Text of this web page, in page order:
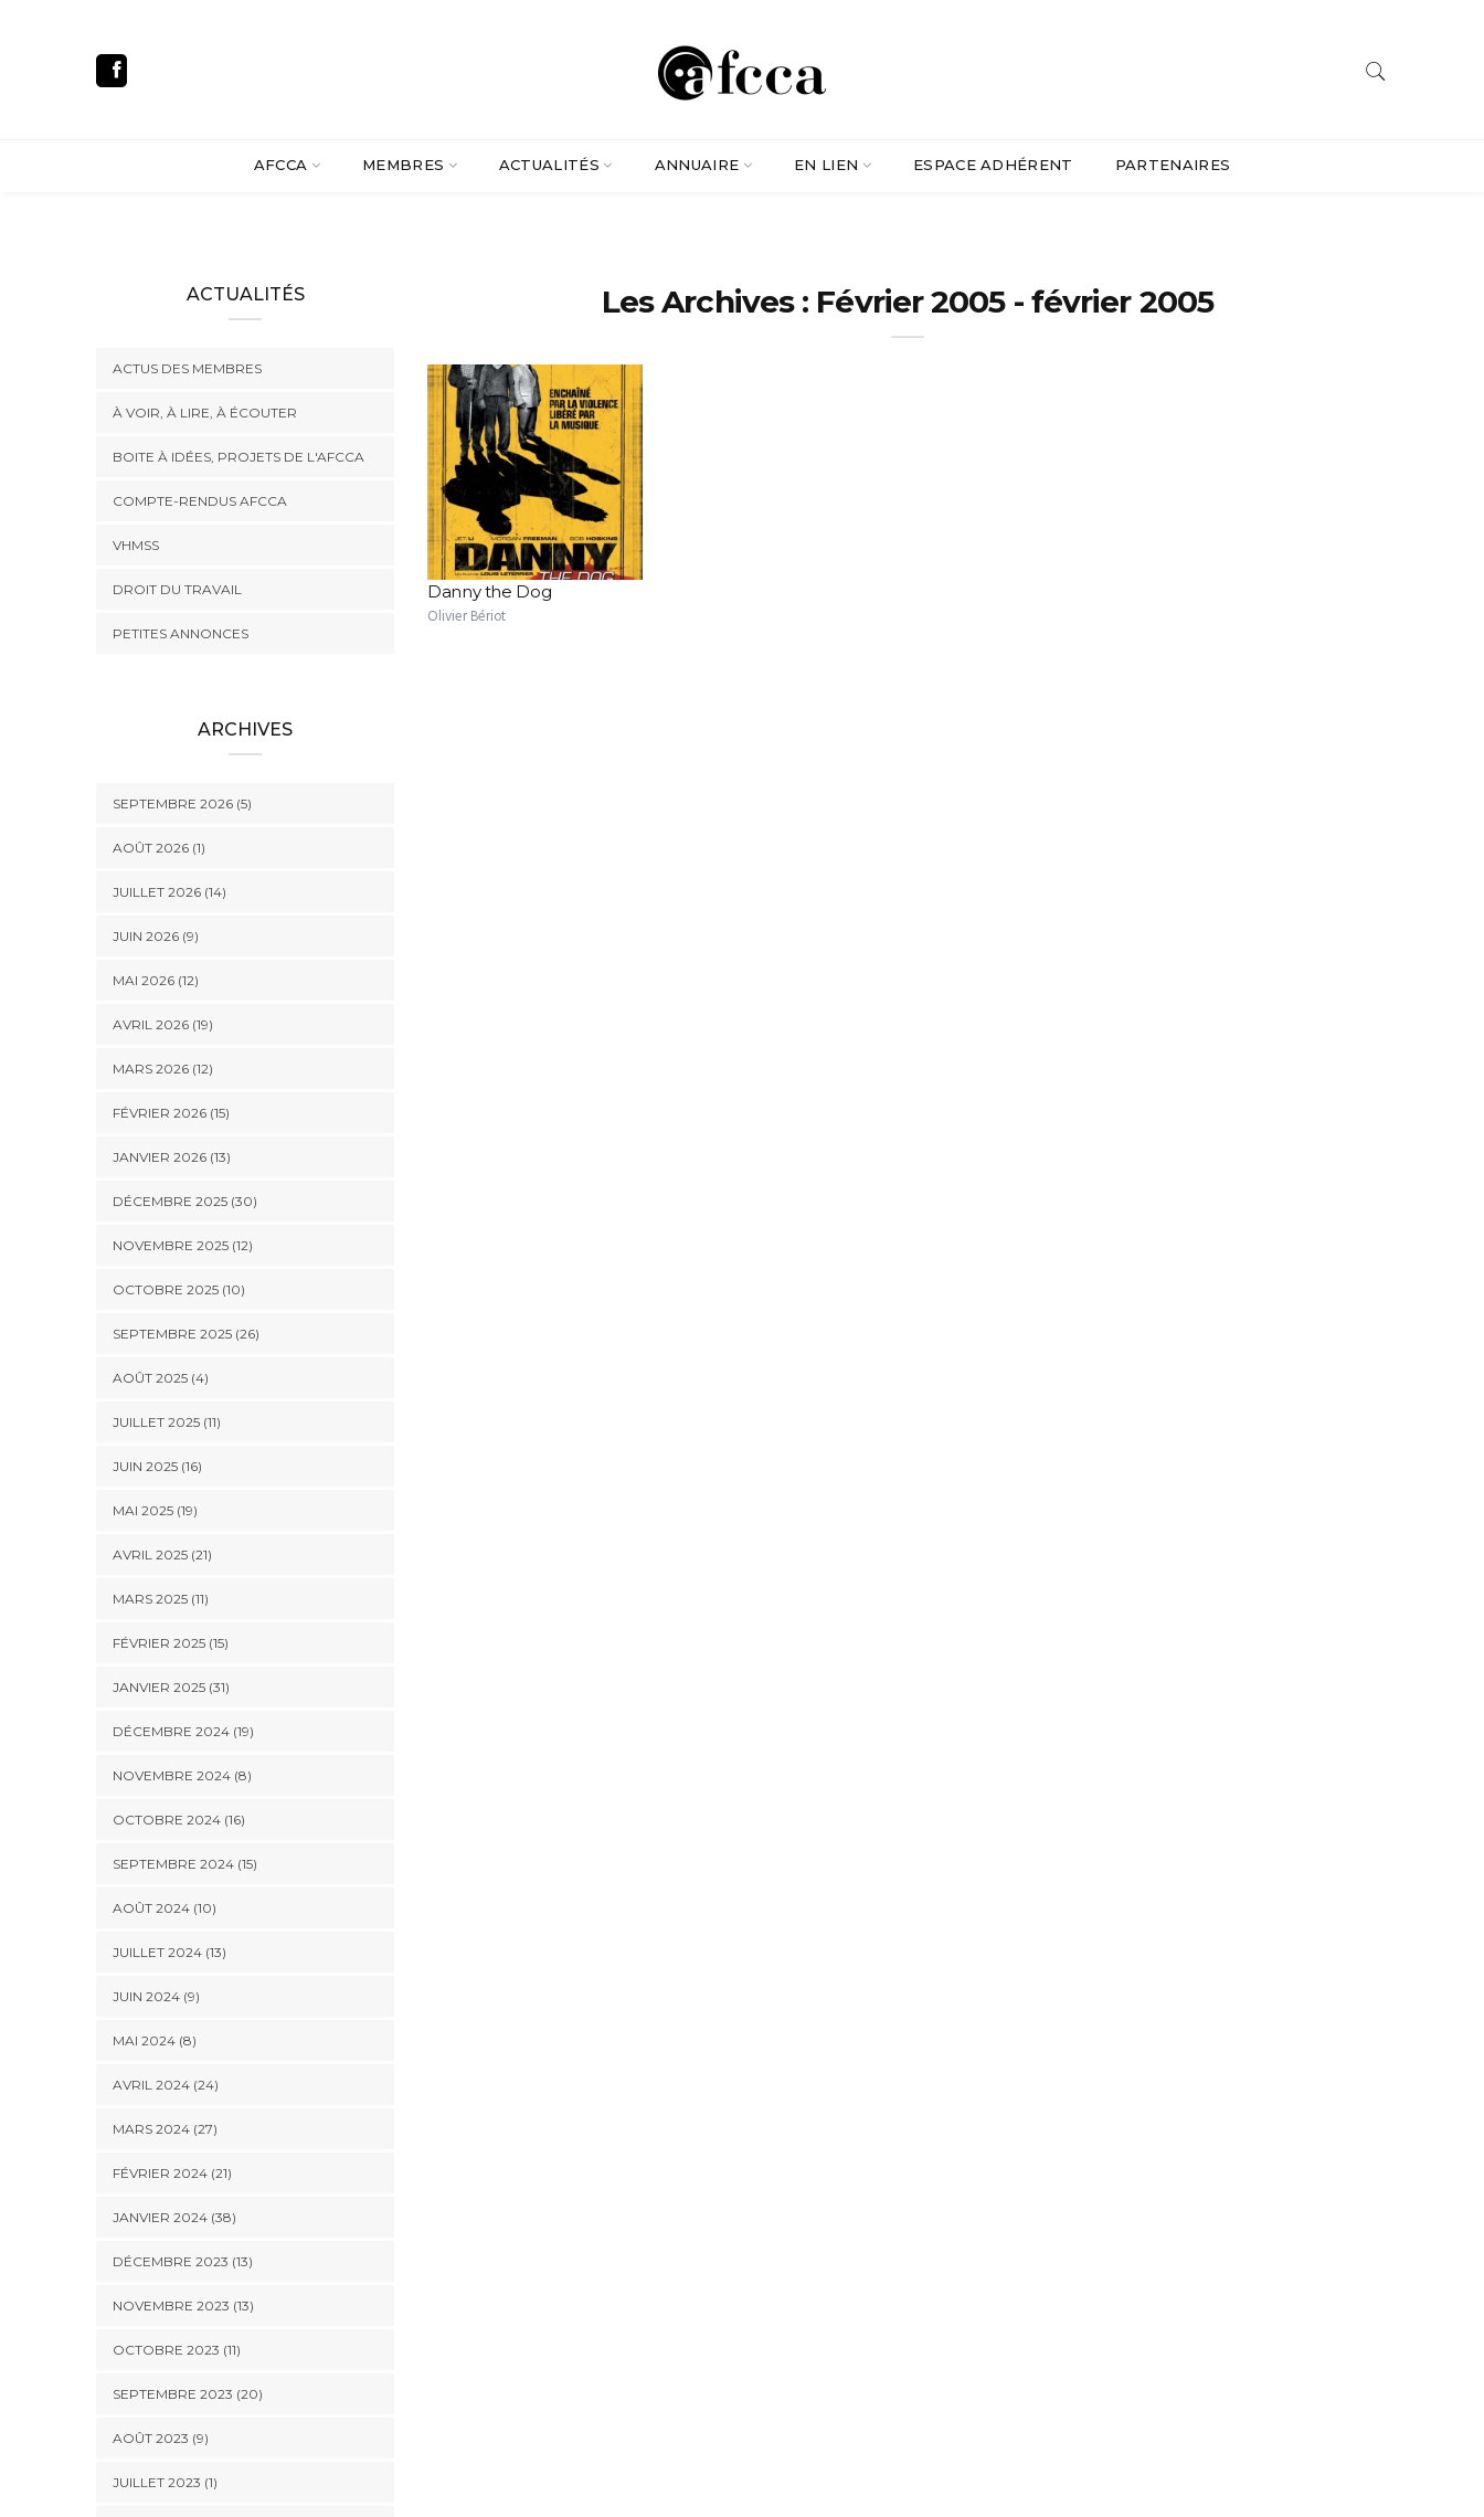
AFCCA MEMBRES ACTUALITÉS ANNUAIRE EN LIEN ESPACE ADHÉRENT PARTENAIRES
Les Archives : Février 2005 - février 2005
Danny the Dog
Olivier Bériot
ACTUALITÉS
ACTUS DES MEMBRES
À VOIR, À LIRE, À ÉCOUTER
BOITE À IDÉES, PROJETS DE L'AFCCA
COMPTE-RENDUS AFCCA
VHMSS
DROIT DU TRAVAIL
PETITES ANNONCES
ARCHIVES
SEPTEMBRE 2026 (5)
AOÛT 2026 (1)
JUILLET 2026 (14)
JUIN 2026 (9)
MAI 2026 (12)
AVRIL 2026 (19)
MARS 2026 (12)
FÉVRIER 2026 (15)
JANVIER 2026 (13)
DÉCEMBRE 2025 (30)
NOVEMBRE 2025 (12)
OCTOBRE 2025 (10)
SEPTEMBRE 2025 (26)
AOÛT 2025 (4)
JUILLET 2025 (11)
JUIN 2025 (16)
MAI 2025 (19)
AVRIL 2025 (21)
MARS 2025 (11)
FÉVRIER 2025 (15)
JANVIER 2025 (31)
DÉCEMBRE 2024 (19)
NOVEMBRE 2024 (8)
OCTOBRE 2024 (16)
SEPTEMBRE 2024 (15)
AOÛT 2024 (10)
JUILLET 2024 (13)
JUIN 2024 (9)
MAI 2024 (8)
AVRIL 2024 (24)
MARS 2024 (27)
FÉVRIER 2024 (21)
JANVIER 2024 (38)
DÉCEMBRE 2023 (13)
NOVEMBRE 2023 (13)
OCTOBRE 2023 (11)
SEPTEMBRE 2023 (20)
AOÛT 2023 (9)
JUILLET 2023 (1)